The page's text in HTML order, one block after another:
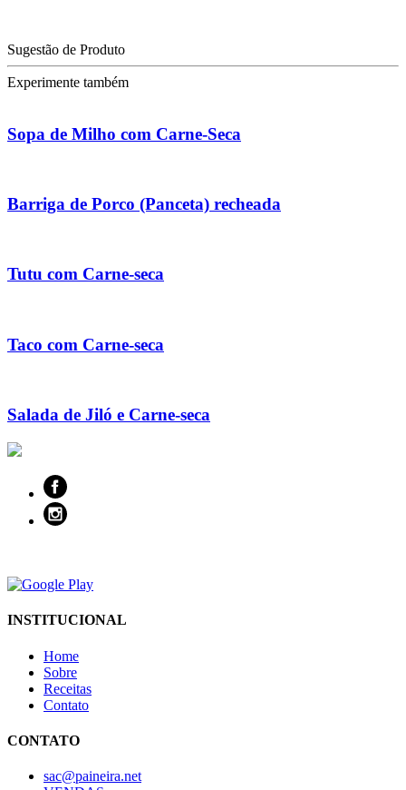
Sugestão de Produto
Experimente também
Sopa de Milho com Carne-Seca
Barriga de Porco (Panceta) recheada
Tutu com Carne-seca
Taco com Carne-seca
Salada de Jiló e Carne-seca
INSTITUCIONAL
Home
Sobre
Receitas
Contato
CONTATO
sac@paineira.net